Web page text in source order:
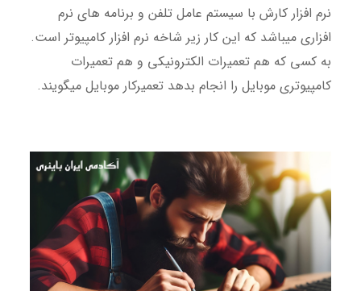
نرم افزار کارش با سیستم عامل تلفن و برنامه های نرم
افزاری میباشد که این کار زیر شاخه نرم افزار کامپیوتر است.
به کسی که هم تعمیرات الکترونیکی و هم تعمیرات
کامپیوتری موبایل را انجام بدهد تعمیرکار موبایل میگویند.